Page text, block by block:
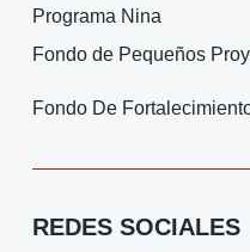
Programa Nina
Fondo de Pequeños
Fondo De
REDES SOCIALES